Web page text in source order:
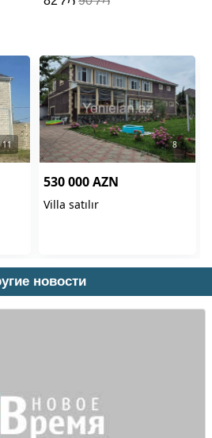
новости